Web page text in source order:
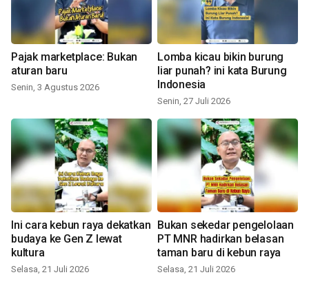
Pajak marketplace: Bukan
aturan baru
Senin, 3 Agustus 2026
Lomba kicau bikin burung
liar punah? ini kata Burung
Indonesia
Senin, 27 Juli 2026
Ini cara kebun raya dekatkan
budaya ke Gen Z lewat
kultura
Selasa, 21 Juli 2026
Bukan sekedar pengelolaan
PT MNR hadirkan belasan
taman baru di kebun raya
Selasa, 21 Juli 2026